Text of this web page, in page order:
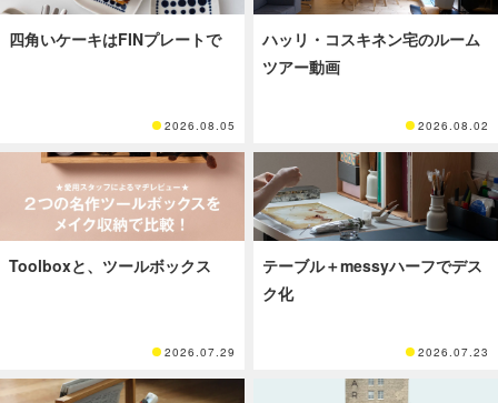
四角いケーキはFINプレートで
2026.08.05
ハッリ・コスキネン宅のルーム
ツアー動画
2026.08.02
Toolboxと、ツールボックス
2026.07.29
テーブル＋messyハーフでデス
ク化
2026.07.23